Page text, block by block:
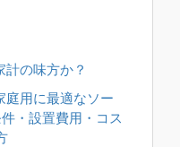
の味方か？
庭用に最適なソー
・設置費用・コス